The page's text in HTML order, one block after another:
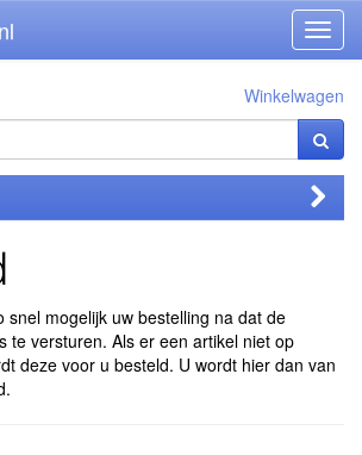
Winkelwagen
snel mogelijk uw bestelling na dat de
te versturen. Als er een artikel niet op
deze voor u besteld. U wordt hier dan van